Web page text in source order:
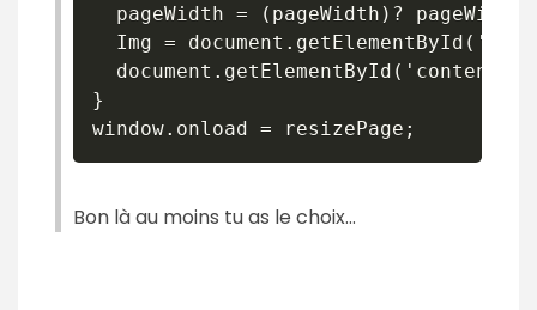
pageWidth = (pageWidth)?
Img =
}
window.onload = resizePage;
Bon là au moins tu as le choix...